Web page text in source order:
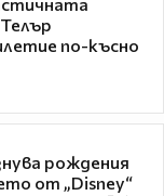
по-късно
рождения
от „Disney“